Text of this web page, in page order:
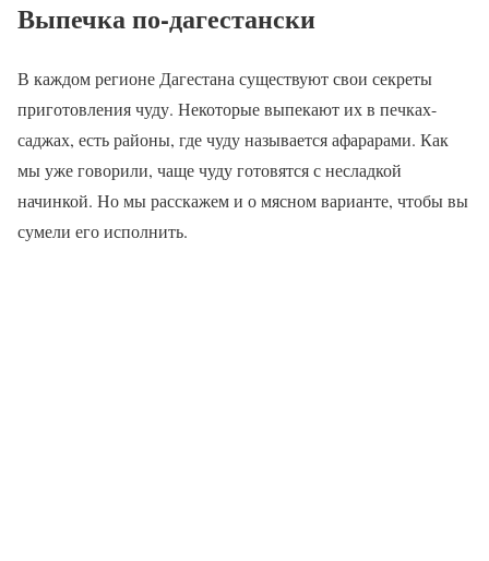
Выпечка по-дагестански
В каждом регионе Дагестана существуют свои секреты
приготовления чуду. Некоторые выпекают их в печках-
саджах, есть районы, где чуду называется афарарами. Как
мы уже говорили, чаще чуду готовятся с несладкой
начинкой. Но мы расскажем и о мясном варианте, чтобы вы
сумели его исполнить.